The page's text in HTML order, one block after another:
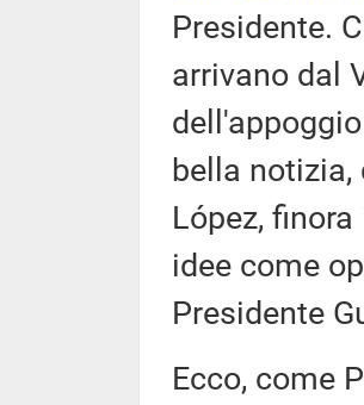
Presidente.
arrivano dal
bella notizia,
López,
idee come
Presidente
Ecco, come